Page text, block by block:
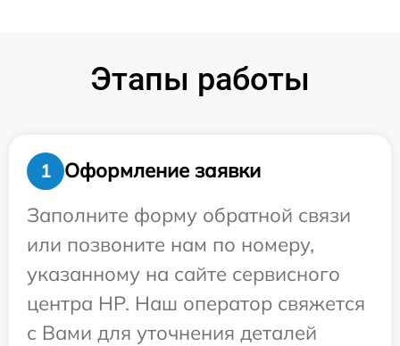
Этапы работы
1
Оформление заявки
Заполните форму обратной связи
или позвоните нам по номеру,
указанному на сайте сервисного
центра HP. Наш оператор свяжется
с Вами для уточнения деталей